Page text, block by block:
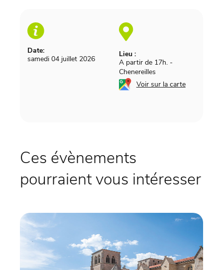
Date:
samedi 04 juillet 2026
Lieu :
A partir de 17h. -
Chenereilles
Voir sur la carte
Ces évènements
pourraient vous intéresser